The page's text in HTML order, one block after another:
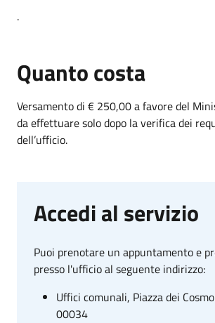
.
Quanto costa
Versamento di € 250,00 a favore del
da effettuare solo dopo la verifica dei
dell’ufficio.
Accedi al servizio
Puoi prenotare un appuntamento e
presso l'ufficio al seguente indirizzo:
Uffici comunali, Piazza dei
00034